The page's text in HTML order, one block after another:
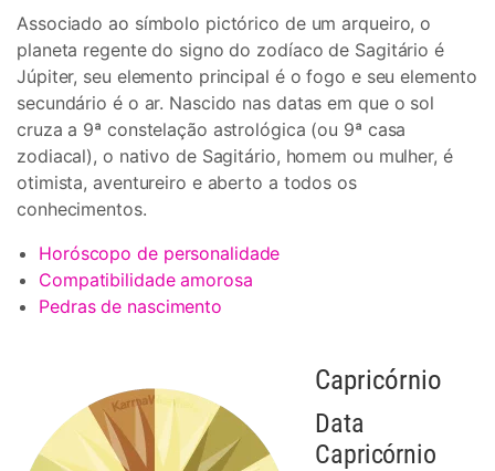
Associado ao símbolo pictórico de um arqueiro, o
planeta regente do signo do zodíaco de Sagitário é
Júpiter, seu elemento principal é o fogo e seu elemento
secundário é o ar. Nascido nas datas em que o sol
cruza a 9ª constelação astrológica (ou 9ª casa
zodiacal), o nativo de Sagitário, homem ou mulher, é
otimista, aventureiro e aberto a todos os
conhecimentos.
Horóscopo de personalidade
Compatibilidade amorosa
Pedras de nascimento
Capricórnio
Data
Capricórnio